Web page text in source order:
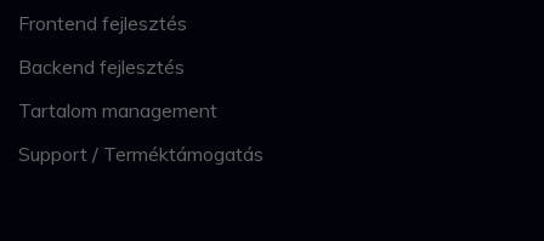
Frontend fejlesztés
Backend fejlesztés
Tartalom management
Support / Terméktámogatás